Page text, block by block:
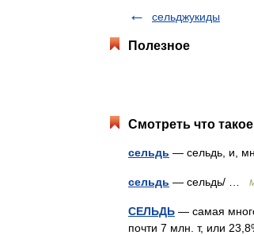
сельджукиды
Полезное
Смотреть что
сельдь — сельдь, и,
сельдь — сельдь/ …
СЕЛЬДЬ — самая
почти 7 млн. т, или